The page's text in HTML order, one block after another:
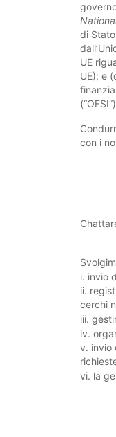
di
UE
UE); e
con i
i. invio
ii.
cerchi
iii.
iv.
v. invio
vi. la